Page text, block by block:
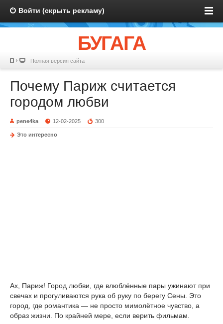
Войти (скрыть рекламу)
БУГАГА
Полная версия сайта
Почему Париж считается
городом любви
pene4ka 12-02-2025 300
Это интересно
Ах, Париж! Город любви, где влюблённые пары ужинают при
свечах и прогуливаются рука об руку по берегу Сены. Это
город, где романтика — не просто мимолётное чувство, а
образ жизни. По крайней мере, если верить фильмам.